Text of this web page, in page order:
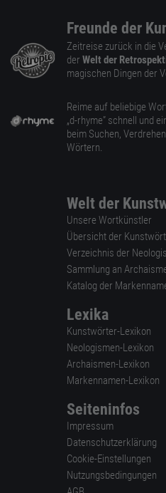
Freunde der
Zeitreise zurück in die
der Welt der
magischen Dingen der
Reime auf beliebige
„d-rhyme” schnell und
beim Suchen,
Wörtern.
Welt der
Unsere Wortkünstler
Übersicht der
Verzeichnis der
Sammlung an
Katalog der
Lexika
Kunstwörter-Lexikon
Neologismen-Lexikon
Archaismen-Lexikon
Markennamen-Lexikon
Seiteninfos
Impressum
Datenschutzerklärung
Cookie-Einstellungen
Nutzungsbedingungen